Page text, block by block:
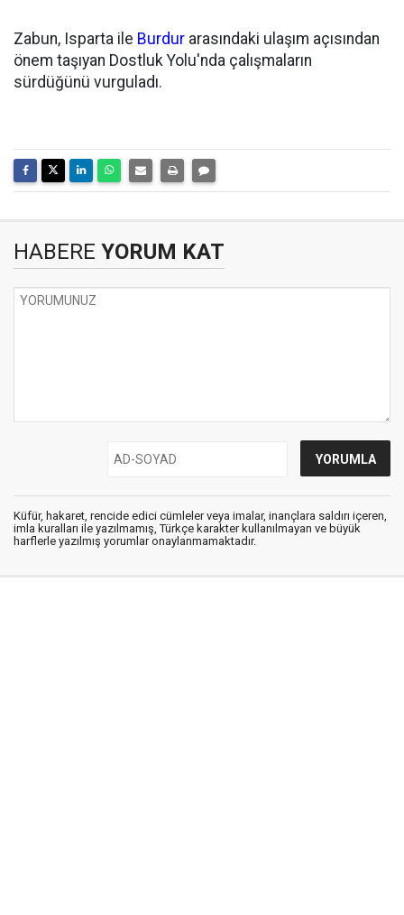
Zabun, Isparta ile Burdur arasındaki ulaşım açısından
önem taşıyan Dostluk Yolu'nda çalışmaların
sürdüğünü vurguladı.
HABERE YORUM KAT
Küfür, hakaret, rencide edici cümleler veya imalar, inançlara saldırı içeren,
imla kuralları ile yazılmamış, Türkçe karakter kullanılmayan ve büyük
harflerle yazılmış yorumlar onaylanmamaktadır.